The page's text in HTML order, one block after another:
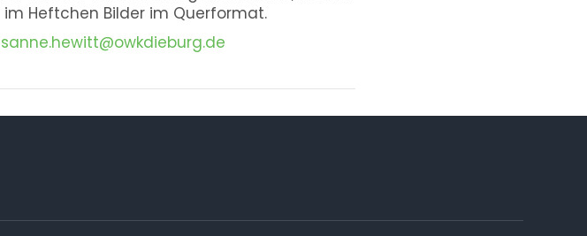
Heftchen Bilder im Querformat.